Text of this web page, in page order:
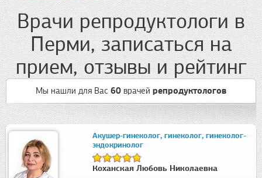
Врачи репродуктологи в
Перми, записаться на
прием, отзывы и рейтинг
Мы нашли для Вас 60 врачей репродуктологов
Акушер-гинеколог, гинеколог, гинеколог-
эндокринолог
Коханская Любовь Николаевна